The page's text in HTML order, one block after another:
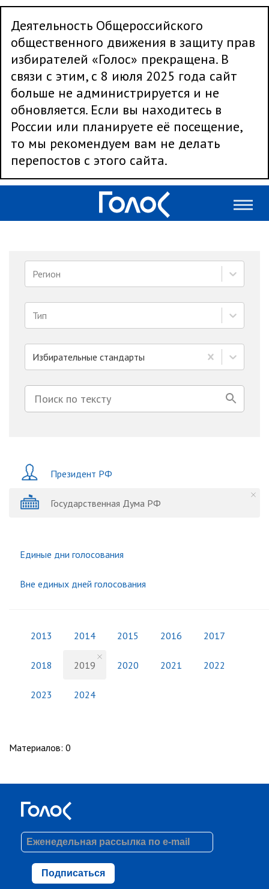
Деятельность Общероссийского
общественного движения в защиту прав
избирателей «Голос» прекращена. В
связи с этим, с 8 июля 2025 года сайт
больше не администрируется и не
обновляется. Если вы находитесь в
России или планируете её посещение,
то мы рекомендуем вам не делать
перепостов с этого сайта.
Регион
Тип
Избирательные стандарты
Президент РФ
Государственная Дума РФ
Единые дни голосования
Вне единых дней голосования
2013 2014 2015 2016 2017
2018 2019 2020 2021 2022
2023 2024
Материалов: 0
Подписаться